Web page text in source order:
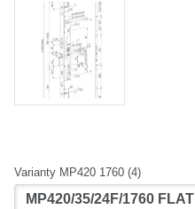
Varianty MP420 1760 (4)
MP420/35/24F/1760 FLAT